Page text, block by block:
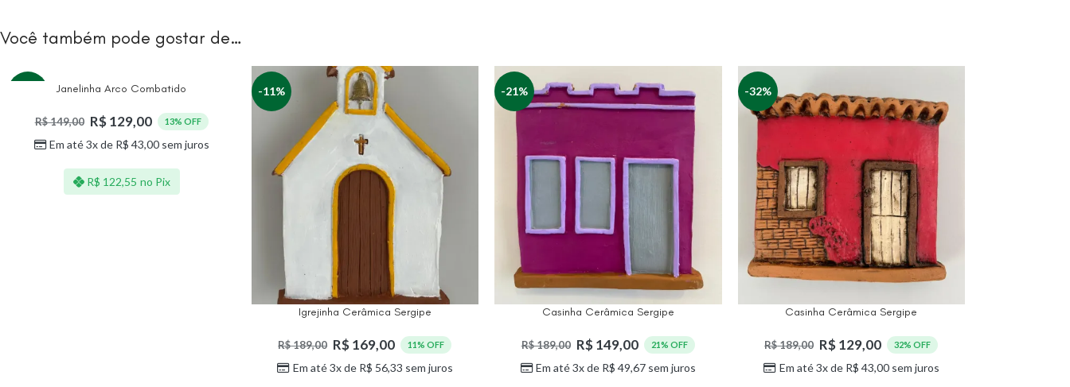
Você também pode gostar de…
Janelinha Arco Combatido
R$149,00 R$129,00 13% OFF
Em até 3x de R$ 43,00 sem juros
R$ 122,55 no Pix
-11%
Igrejinha Cerâmica Sergipe
R$189,00 R$169,00 11% OFF
Em até 3x de R$ 56,33 sem juros
-21%
Casinha Cerâmica Sergipe
R$189,00 R$149,00 21% OFF
Em até 3x de R$ 49,67 sem juros
-32%
Casinha Cerâmica Sergipe
R$189,00 R$129,00 32% OFF
Em até 3x de R$ 43,00sem juros